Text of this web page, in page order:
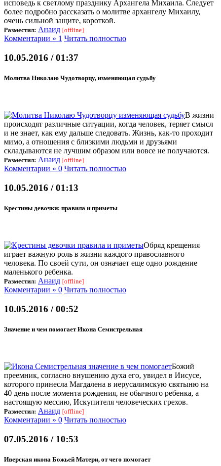
исповедь к светлому празднику Архангела Михаила. Следует
более подробно рассказать о молитве архангелу Михаилу,
очень сильной защите, короткой.
Разместил: Анаид [offline]
Комментарии » 1 Читать полностью
10.05.2016 / 01:37
Молитва Николаю Чудотворцу, изменяющая судьбу
В жизни
происходят различные ситуации, когда человек, теряет смысл
и не знает, как ему дальше следовать. Жизнь, как-то проходит
мимо, а отношения с близкими людьми и друзьями
складываются не лучшим образом или вовсе не получаются.
Разместил: Анаид [offline]
Комментарии » 0 Читать полностью
10.05.2016 / 01:13
Крестины девочки: правила и приметы
Обряд крещения
играет важную роль в жизни каждого православного
человека. По своей сути, он означает еще одно рождение
маленького ребенка.
Разместил: Анаид [offline]
Комментарии » 0 Читать полностью
10.05.2016 / 00:52
Значение и чем помогает Икона Семистрельная
Божий
преемник, согласно внушению духа его, увидел в Иисусе,
которого принесла Магдалена в иерусалимскую святыню на
40 день после момента рождения, не обычного ребенка, а
настоящую мессию, Искупителя человеческих грехов.
Разместил: Анаид [offline]
Комментарии » 0 Читать полностью
07.05.2016 / 10:53
Иверская икона Божьей Матери, от чего помогает